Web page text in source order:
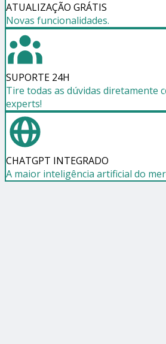
ATUALIZAÇÃO GRÁTIS
Novas funcionalidades.
SUPORTE 24H
Tire todas as dúvidas diretamente
experts!
CHATGPT INTEGRADO
A maior inteligência artificial do